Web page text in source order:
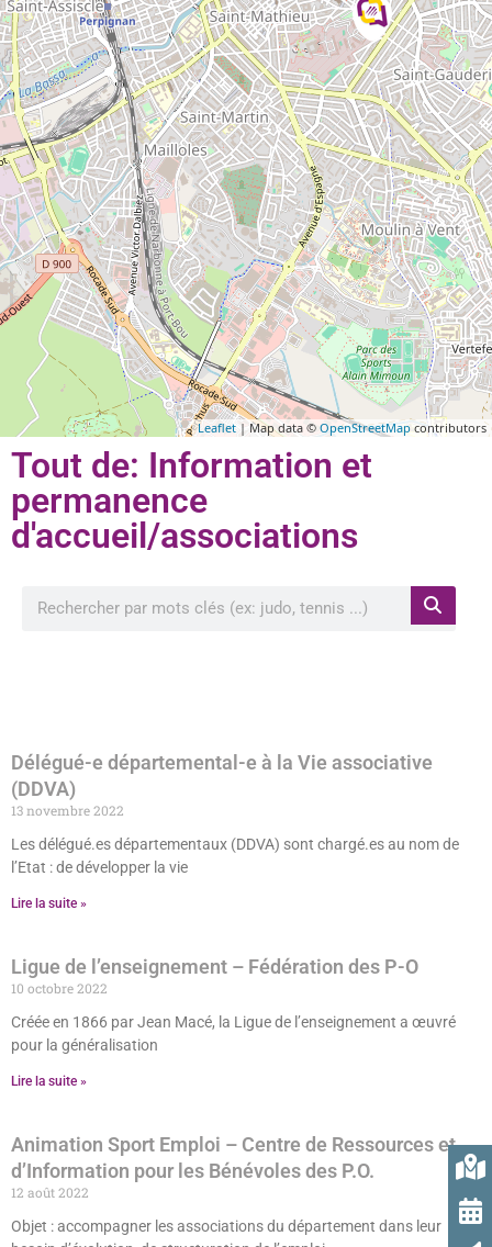
Leaflet | Map data © OpenStreetMap contributors
Tout de: Information et
permanence
d'accueil/associations
Délégué-e départemental-e à la Vie associative
(DDVA)
13 novembre 2022
Les délégué.es départementaux (DDVA) sont chargé.es au nom de
l’Etat : de développer la vie
Lire la suite »
Ligue de l’enseignement – Fédération des P-O
10 octobre 2022
Créée en 1866 par Jean Macé, la Ligue de l’enseignement a œuvré
pour la généralisation
Lire la suite »
Animation Sport Emploi – Centre de Ressources et
d’Information pour les Bénévoles des P.O.
12 août 2022
Objet : accompagner les associations du département dans leur